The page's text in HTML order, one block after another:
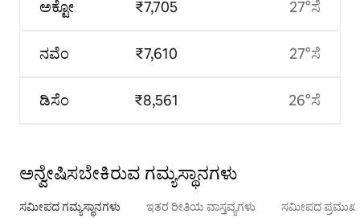
ಅಕ್ಟೋ
ನವೆಂ
ಡಿಸೆಂ
₹7,705
₹7,610
₹8,561
27°ಸೆ
27°ಸೆ
26°ಸೆ
ಅನ್ವೇಷಿಸಬೇಕಿರುವ ಗಮ್ಯಸ್ಥಾನಗಳು
ಸಮೀಪದ ಗಮ್ಯಸ್ಥಾನಗಳು ಇತರ ರೀತಿಯ ವಾಸ್ತವ್ಯಗಳು ಸಮೀಪದ ಪ್ರಮುಖ